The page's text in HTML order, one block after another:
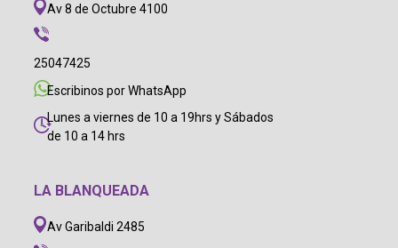
Av 8 de Octubre 4100
25047425
Escribinos por WhatsApp
Lunes a viernes de 10 a 19hrs y Sábados
de 10 a 14 hrs
LA BLANQUEADA
Av Garibaldi 2485